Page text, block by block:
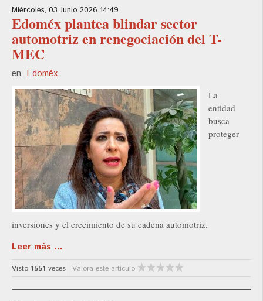
Miércoles, 03 Junio 2026 14:49
Edoméx plantea blindar sector
automotriz en renegociación del T-
MEC
en Edoméx
La
entidad
busca
proteger
inversiones y el crecimiento de su cadena automotriz.
Leer más ...
Visto 1551 veces Valora este artículo